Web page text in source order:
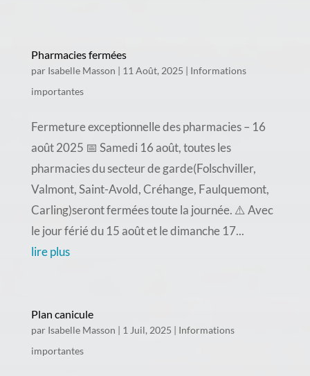
Pharmacies fermées
par Isabelle Masson | 11 Août, 2025 | Informations
importantes
Fermeture exceptionnelle des pharmacies – 16
août 2025 📅 Samedi 16 août, toutes les
pharmacies du secteur de garde(Folschviller,
Valmont, Saint-Avold, Créhange, Faulquemont,
Carling)seront fermées toute la journée. ⚠️ Avec
le jour férié du 15 août et le dimanche 17...
lire plus
Plan canicule
par Isabelle Masson | 1 Juil, 2025 | Informations
importantes